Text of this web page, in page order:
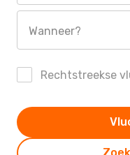
Wanneer?
Rechtstreekse